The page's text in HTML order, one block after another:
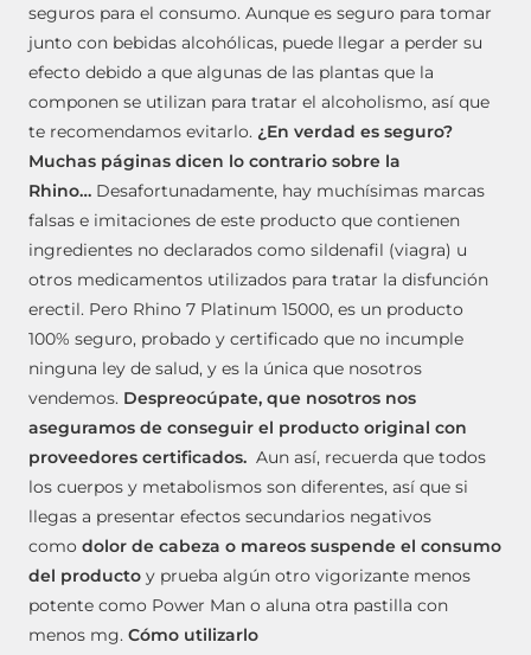
seguros para el consumo. Aunque es seguro para tomar
junto con bebidas alcohólicas, puede llegar a perder su
efecto debido a que algunas de las plantas que la
componen se utilizan para tratar el alcoholismo, así que
te recomendamos evitarlo. ¿En verdad es seguro?
Muchas páginas dicen lo contrario sobre la
Rhino… Desafortunadamente, hay muchísimas marcas
falsas e imitaciones de este producto que contienen
ingredientes no declarados como sildenafil (viagra) u
otros medicamentos utilizados para tratar la disfunción
erectil. Pero Rhino 7 Platinum 15000, es un producto
100% seguro, probado y certificado que no incumple
ninguna ley de salud, y es la única que nosotros
vendemos. Despreocúpate, que nosotros nos
aseguramos de conseguir el producto original con
proveedores certificados. Aun así, recuerda que todos
los cuerpos y metabolismos son diferentes, así que si
llegas a presentar efectos secundarios negativos
como dolor de cabeza o mareos suspende el consumo
del producto y prueba algún otro vigorizante menos
potente como Power Man o aluna otra pastilla con
menos mg. Cómo utilizarlo